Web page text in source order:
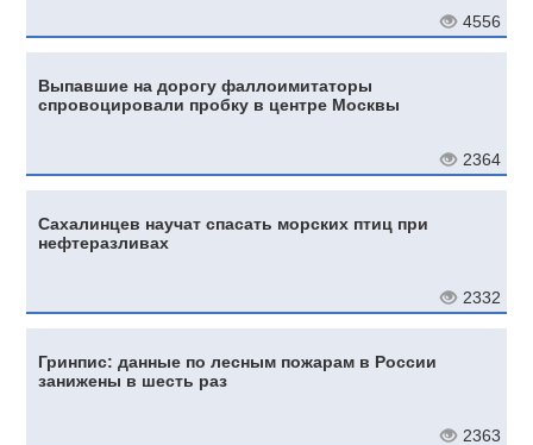
4556
Выпавшие на дорогу фаллоимитаторы
спровоцировали пробку в центре Москвы
2364
Сахалинцев научат спасать морских птиц при
нефтеразливах
2332
Гринпис: данные по лесным пожарам в России
занижены в шесть раз
2363